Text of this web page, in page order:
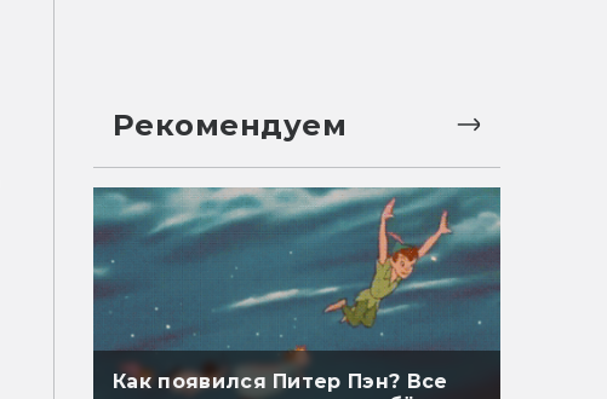
Рекомендуем
Как появился Питер Пэн? Все